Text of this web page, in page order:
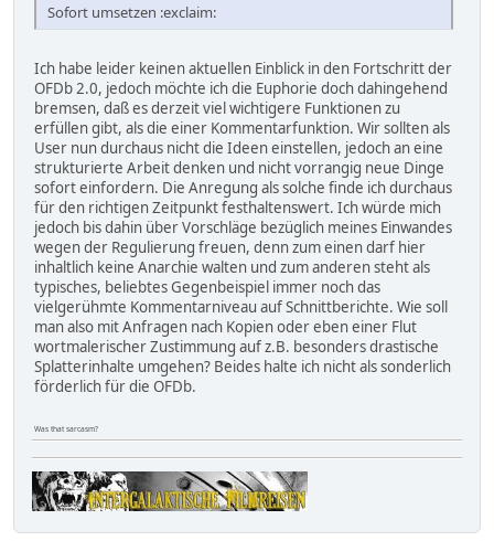
Sofort umsetzen :exclaim:
Ich habe leider keinen aktuellen Einblick in den Fortschritt der
OFDb 2.0, jedoch möchte ich die Euphorie doch dahingehend
bremsen, daß es derzeit viel wichtigere Funktionen zu
erfüllen gibt, als die einer Kommentarfunktion. Wir sollten als
User nun durchaus nicht die Ideen einstellen, jedoch an eine
strukturierte Arbeit denken und nicht vorrangig neue Dinge
sofort einfordern. Die Anregung als solche finde ich durchaus
für den richtigen Zeitpunkt festhaltenswert. Ich würde mich
jedoch bis dahin über Vorschläge bezüglich meines Einwandes
wegen der Regulierung freuen, denn zum einen darf hier
inhaltlich keine Anarchie walten und zum anderen steht als
typisches, beliebtes Gegenbeispiel immer noch das
vielgerühmte Kommentarniveau auf Schnittberichte. Wie soll
man also mit Anfragen nach Kopien oder eben einer Flut
wortmalerischer Zustimmung auf z.B. besonders drastische
Splatterinhalte umgehen? Beides halte ich nicht als sonderlich
förderlich für die OFDb.
Was that sarcasm?